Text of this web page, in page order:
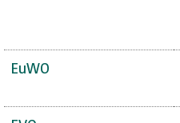
EuWO